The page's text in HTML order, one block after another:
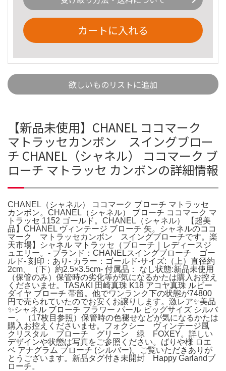
カートに入れる
欲しいものリストに追加
【新品未使用】CHANEL ココマーク
マトラッセカンボン スイングブロー
チ CHANEL（シャネル） ココマーク ブ
ローチ マトラッセ カンボンの詳細情報
CHANEL（シャネル） ココマーク ブローチ マトラッセ
カンボン。CHANEL（シャネル） ブローチ ココマーク マ
トラッセ 1152 ゴールド。CHANEL（シャネル） 【超美
品】CHANEL ヴィンテージ ブローチ 矢。シャネルのココ
マーク マトラッセカンボン スイングブローチです。楽
天市場】シャネル マトラッセ（ブローチ｜レディースジ
ュエリー。- ブランド：CHANELスイングブローチ ゴー
ルド- 刻印：あり- カラー：ゴールド-サイズ:（上）直径約
2cm、（下）約2.5×3.5cm- 付属品： なし状態:新品未使用
（保管のみ）保管時の劣化等が気になるかたは購入お控え
くださいませ。TASAKI 田崎真珠 K18 アコヤ真珠 ルビー
ダイヤ ブローチ 帯留。他でワンランク下の状態が74800
円で売られていたのでお安くお譲りします。激レア✨美品
✨シャネル ブローチ フラワー パール ビッグサイズ シルバ
ー。（17枚目参照）保管時の色褪せなどが気になるかたは
購入お控えくださいませ。フォクシー ヴィンテージ風
クリスタル ブローチ グリーン 緑 FOXEY。詳しい
デザインや状態は写真をご参照ください。ばりや様 ロエ
ベ アナグラム ブローチ (シルバー)。ご覧いただきありが
とうございます。新品タグ付き未開封 Happy Garlandブ
ローチ。